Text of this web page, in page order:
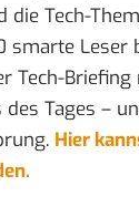
die Tech-
smarte Leser
Tech-
Tages –
Hier